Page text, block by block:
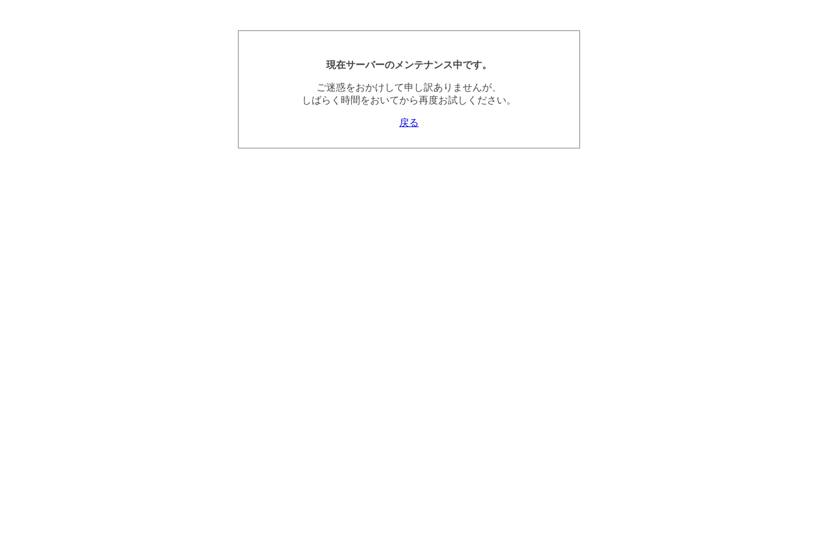
現在サーバーのメンテナンス中です。
ご迷惑をおかけして申し訳ありませんが、
しばらく時間をおいてから再度お試しください。
戻る